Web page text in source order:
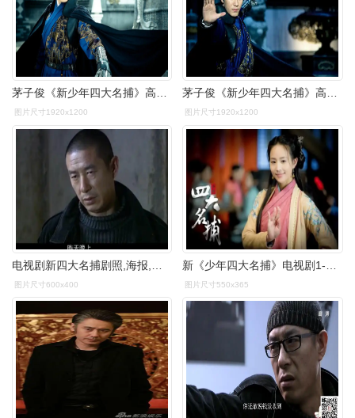
图片尺寸1920x1200 图片尺寸1920x1200
图片尺寸600x400 图片尺寸550x365